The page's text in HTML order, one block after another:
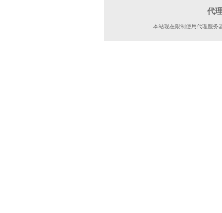
代
本站现在限制使用代理服务